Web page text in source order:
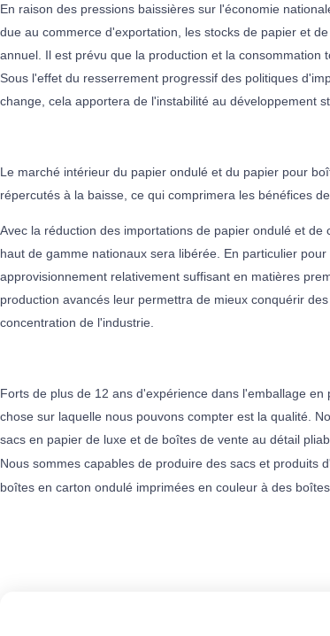
En raison des pressions baissières sur l'économie
due au commerce d'exportation, les stocks de papier et
annuel. Il est prévu que la production et la consommation
Sous l'effet du resserrement progressif des politiques
change, cela apportera de l'instabilité au développement
Le marché intérieur du papier ondulé et du papier pour
répercutés à la baisse, ce qui comprimera les bénéfices
Avec la réduction des importations de papier ondulé et
haut de gamme nationaux sera libérée. En particulier
approvisionnement relativement suffisant en matières
production avancés leur permettra de mieux conquérir
concentration de l'industrie.
Forts de plus de 12 ans d'expérience dans l'emballage
chose sur laquelle nous pouvons compter est la qualité.
sacs en papier de luxe et de boîtes de vente au détail
Nous sommes capables de produire des sacs et produits
boîtes en carton ondulé imprimées en couleur à des